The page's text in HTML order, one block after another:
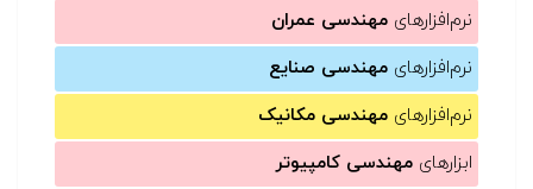
نرم‌افزارهای مهندسی عمران
نرم‌افزارهای مهندسی صنایع
نرم‌افزارهای مهندسی مکانیک
ابزارهای مهندسی کامپیوتر